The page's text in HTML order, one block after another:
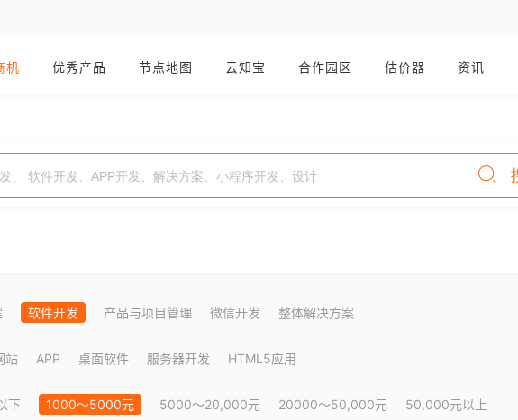
机 优秀产品 节点地图 云知宝 合作园区 估价器 资讯
软件开发 产品与项目管理 微信开发 整体解决方案
站 APP 桌面软件 服务器开发 HTML5应用
下 1000～5000元 5000～20,000元 20000～50,000元 50,000元以上